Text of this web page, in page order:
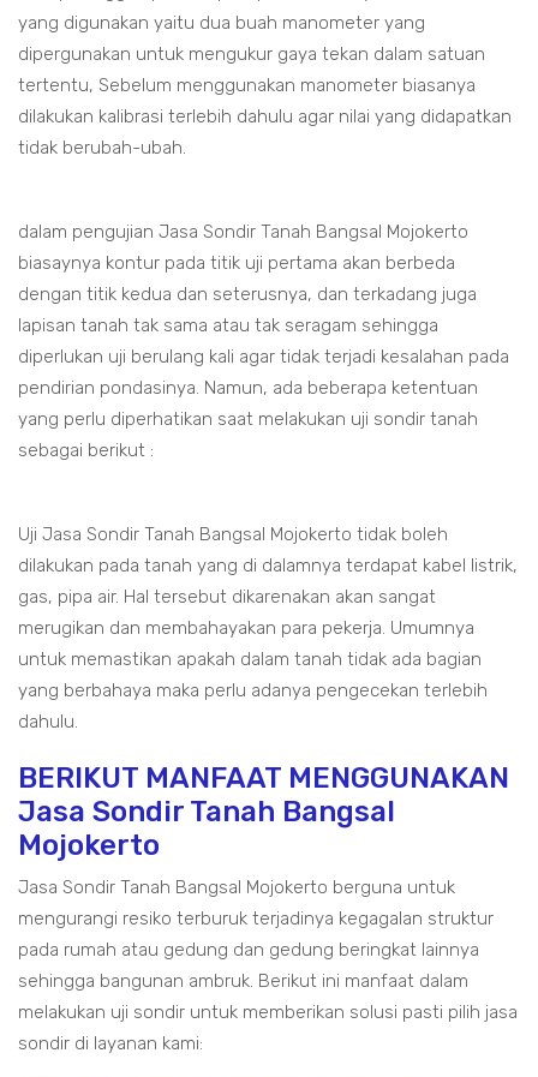
yang digunakan yaitu dua buah manometer yang
dipergunakan untuk mengukur gaya tekan dalam satuan
tertentu, Sebelum menggunakan manometer biasanya
dilakukan kalibrasi terlebih dahulu agar nilai yang didapatkan
tidak berubah-ubah.
dalam pengujian Jasa Sondir Tanah Bangsal Mojokerto
biasaynya kontur pada titik uji pertama akan berbeda
dengan titik kedua dan seterusnya, dan terkadang juga
lapisan tanah tak sama atau tak seragam sehingga
diperlukan uji berulang kali agar tidak terjadi kesalahan pada
pendirian pondasinya. Namun, ada beberapa ketentuan
yang perlu diperhatikan saat melakukan uji sondir tanah
sebagai berikut :
Uji Jasa Sondir Tanah Bangsal Mojokerto tidak boleh
dilakukan pada tanah yang di dalamnya terdapat kabel listrik,
gas, pipa air. Hal tersebut dikarenakan akan sangat
merugikan dan membahayakan para pekerja. Umumnya
untuk memastikan apakah dalam tanah tidak ada bagian
yang berbahaya maka perlu adanya pengecekan terlebih
dahulu.
BERIKUT MANFAAT MENGGUNAKAN
Jasa Sondir Tanah Bangsal
Mojokerto
Jasa Sondir Tanah Bangsal Mojokerto berguna untuk
mengurangi resiko terburuk terjadinya kegagalan struktur
pada rumah atau gedung dan gedung beringkat lainnya
sehingga bangunan ambruk. Berikut ini manfaat dalam
melakukan uji sondir untuk memberikan solusi pasti pilih jasa
sondir di layanan kami: